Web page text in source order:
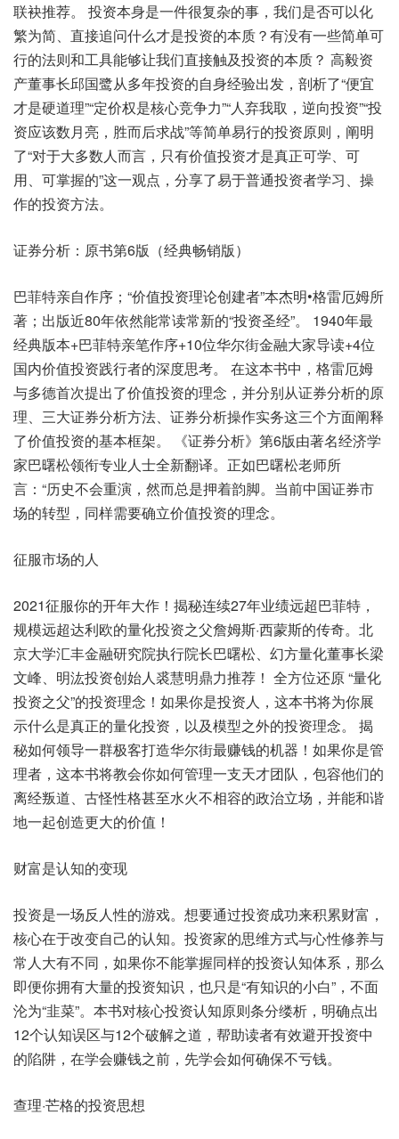
联袂推荐。 投资本身是一件很复杂的事，我们是否可以化
繁为简、直接追问什么才是投资的本质？有没有一些简单可
行的法则和工具能够让我们直接触及投资的本质？ 高毅资
产董事长邱国鹭从多年投资的自身经验出发，剖析了“便宜
才是硬道理”“定价权是核心竞争力”“人弃我取，逆向投资”“投
资应该数月亮，胜而后求战”等简单易行的投资原则，阐明
了“对于大多数人而言，只有价值投资才是真正可学、可
用、可掌握的”这一观点，分享了易于普通投资者学习、操
作的投资方法。
证券分析：原书第6版（经典畅销版）
巴菲特亲自作序；“价值投资理论创建者”本杰明•格雷厄姆所
著；出版近80年依然能常读常新的“投资圣经”。 1940年最
经典版本+巴菲特亲笔作序+10位华尔街金融大家导读+4位
国内价值投资践行者的深度思考。 在这本书中，格雷厄姆
与多德首次提出了价值投资的理念，并分别从证券分析的原
理、三大证券分析方法、证券分析操作实务这三个方面阐释
了价值投资的基本框架。 《证券分析》第6版由著名经济学
家巴曙松领衔专业人士全新翻译。正如巴曙松老师所
言：“历史不会重演，然而总是押着韵脚。当前中国证券市
场的转型，同样需要确立价值投资的理念。
征服市场的人
2021征服你的开年大作！揭秘连续27年业绩远超巴菲特，
规模远超达利欧的量化投资之父詹姆斯·西蒙斯的传奇。北
京大学汇丰金融研究院执行院长巴曙松、幻方量化董事长梁
文峰、明汯投资创始人裘慧明鼎力推荐！ 全方位还原 “量化
投资之父”的投资理念！如果你是投资人，这本书将为你展
示什么是真正的量化投资，以及模型之外的投资理念。 揭
秘如何领导一群极客打造华尔街最赚钱的机器！如果你是管
理者，这本书将教会你如何管理一支天才团队，包容他们的
离经叛道、古怪性格甚至水火不相容的政治立场，并能和谐
地一起创造更大的价值！
财富是认知的变现
投资是一场反人性的游戏。想要通过投资成功来积累财富，
核心在于改变自己的认知。投资家的思维方式与心性修养与
常人大有不同，如果你不能掌握同样的投资认知体系，那么
即便你拥有大量的投资知识，也只是“有知识的小白”，不面
沦为“韭菜”。本书对核心投资认知原则条分缕析，明确点出
12个认知误区与12个破解之道，帮助读者有效避开投资中
的陷阱，在学会赚钱之前，先学会如何确保不亏钱。
查理·芒格的投资思想